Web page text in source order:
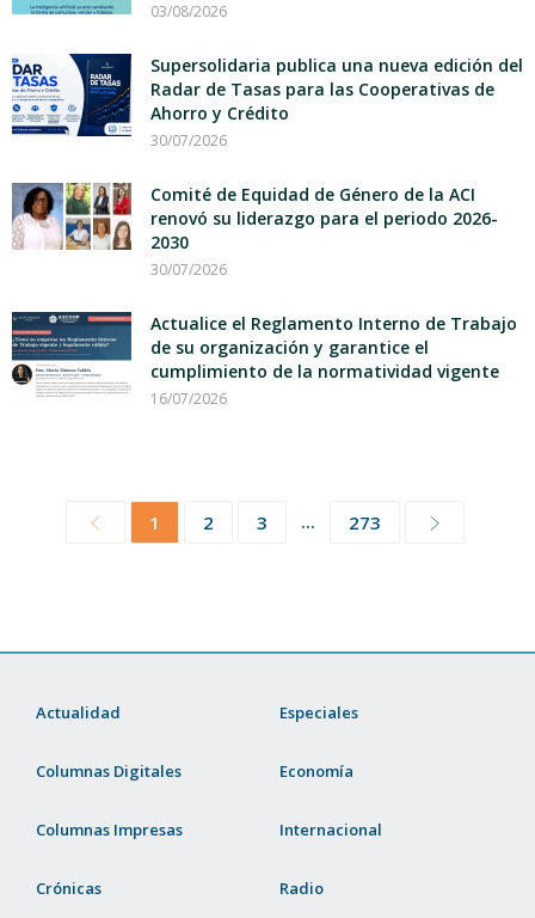
03/08/2026
Supersolidaria publica una nueva edición del
Radar de Tasas para las Cooperativas de
Ahorro y Crédito
30/07/2026
Comité de Equidad de Género de la ACI
renovó su liderazgo para el periodo 2026-
2030
30/07/2026
Actualice el Reglamento Interno de Trabajo
de su organización y garantice el
cumplimiento de la normatividad vigente
16/07/2026
1 2 3 ... 273
Actualidad
Columnas Digitales
Columnas Impresas
Crónicas
Especiales
Economía
Internacional
Radio